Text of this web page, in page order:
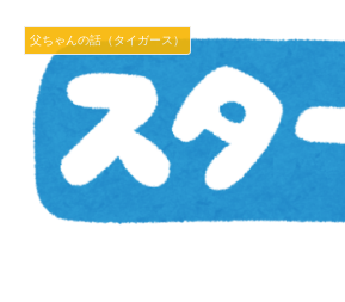
父ちゃんの話（タイガース）